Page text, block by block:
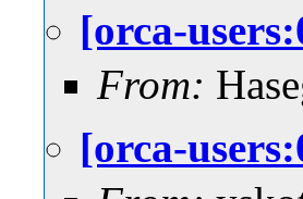
[orca-
From:
[orca-